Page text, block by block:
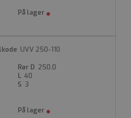
UVV 250-110
250.0
40
3